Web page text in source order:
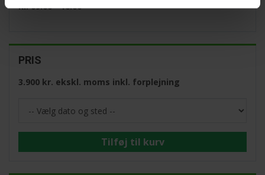
Kl. 09:00 - 16:00
PRIS
3.900 kr. ekskl. moms inkl. forplejning
Tilføj til kurv